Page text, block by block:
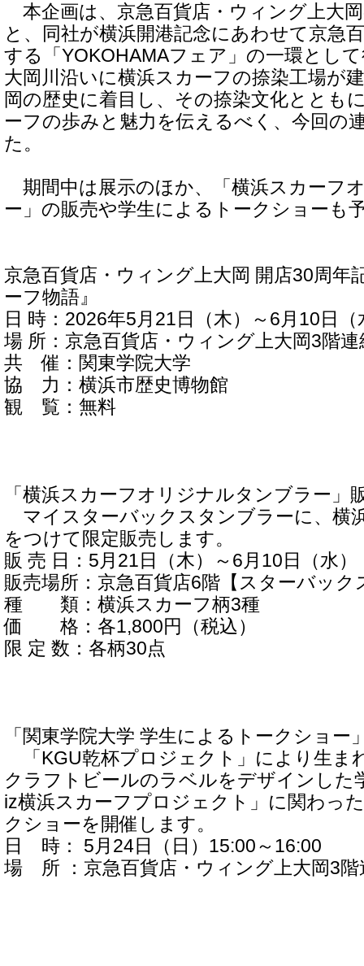
本企画は、京急百貨店・ウィング上大
と、同社が横浜開港記念にあわせて京急
する「YOKOHAMAフェア」の一環とし
大岡川沿いに横浜スカーフの捺染工場が
岡の歴史に着目し、その捺染文化ととも
ーフの歩みと魅力を伝えるべく、今回の
た。
期間中は展示のほか、「横浜スカーフ
ー」の販売や学生によるトークショーも
京急百貨店・ウィング上大岡 開店30周年
ーフ物語』
日 時：2026年5月21日（木）～6月10日（
場 所：京急百貨店・ウィング上大岡3階連
共 催：関東学院大学
協 力：横浜市歴史博物館
観 覧：無料
「横浜スカーフオリジナルタンブラー」
マイスターバックスタンブラーに、横
をつけて限定販売します。
販 売 日：5月21日（木）～6月10日（水）
販売場所：京急百貨店6階【スターバック
種 類：横浜スカーフ柄3種
価 格：各1,800円（税込）
限 定 数：各柄30点
「関東学院大学 学生によるトークショー
「KGU乾杯プロジェクト」により生ま
クラフトビールのラベルをデザインした
iz横浜スカーフプロジェクト」に関わっ
クショーを開催します。
日 時： 5月24日（日）15:00～16:00
場 所 ：京急百貨店・ウィング上大岡3階